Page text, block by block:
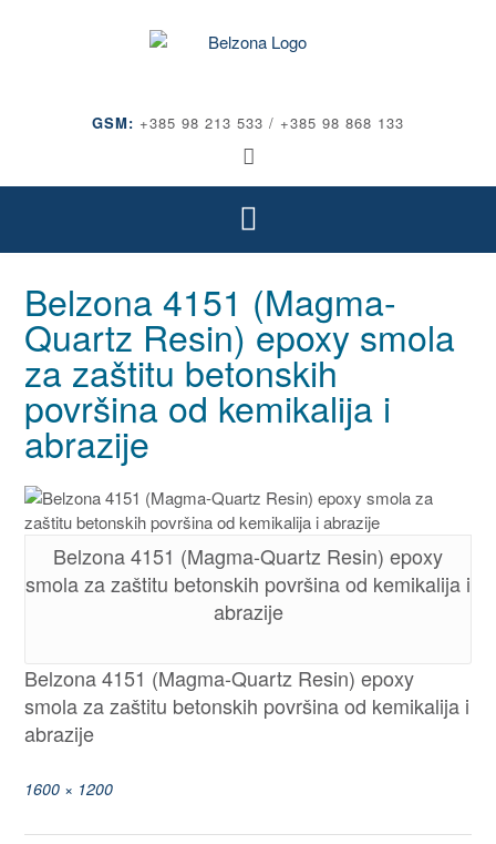
GSM: +385 98 213 533 / +385 98 868 133
Belzona 4151 (Magma-
Quartz Resin) epoxy smola
za zaštitu betonskih
površina od kemikalija i
abrazije
Belzona 4151 (Magma-Quartz Resin) epoxy
smola za zaštitu betonskih površina od kemikalija i
abrazije
Belzona 4151 (Magma-Quartz Resin) epoxy
smola za zaštitu betonskih površina od kemikalija i
abrazije
1600 × 1200